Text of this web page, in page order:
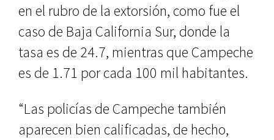
en el rubro de la extorsión, como fue el
caso de Baja California Sur, donde la
tasa es de 24.7, mientras que Campeche
es de 1.71 por cada 100 mil habitantes.
“Las policías de Campeche también
aparecen bien calificadas, de hecho,